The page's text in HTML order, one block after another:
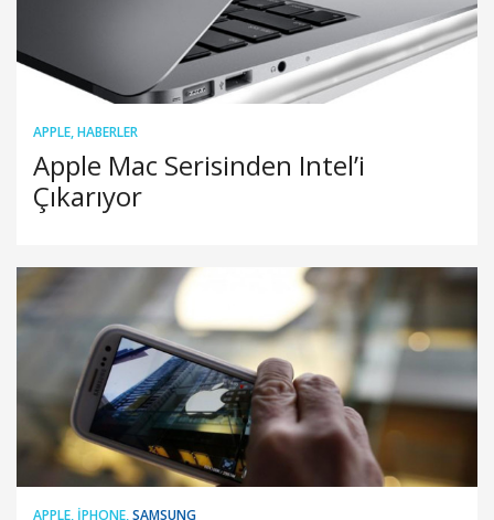
APPLE,HABERLER
Apple Mac Serisinden Intel’i
Çıkarıyor
APPLE, IPHONE,SAMSUNG